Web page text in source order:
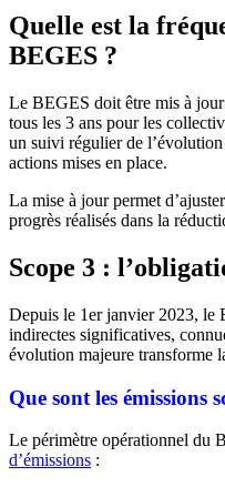
Quelle est la
BEGES ?
Le BEGES doit être mis à jour
tous les 3 ans pour les
un suivi régulier de
actions mises en place.
La mise à jour permet
progrès réalisés dans la
Scope 3 :
Depuis le 1er janvier 2023, le
indirectes significatives,
évolution majeure transforme
Que sont les émissions
Le périmètre opérationnel du
d’émissions :